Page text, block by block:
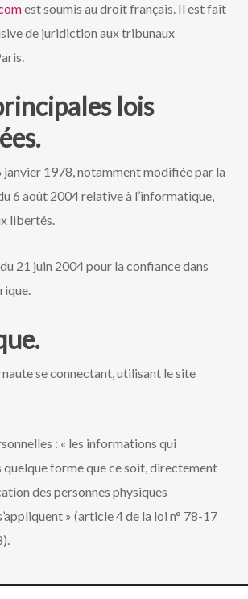
est soumis au droit français. Il est fait
de juridiction aux tribunaux
lois
janvier 1978, notamment modifiée par la
6 août 2004 relative à l’informatique,
libertés.
21 juin 2004 pour la confiance dans
se connectant, utilisant le site
: « les informations qui
forme que ce soit, directement
des personnes physiques
» (article 4 de la loi n° 78-17